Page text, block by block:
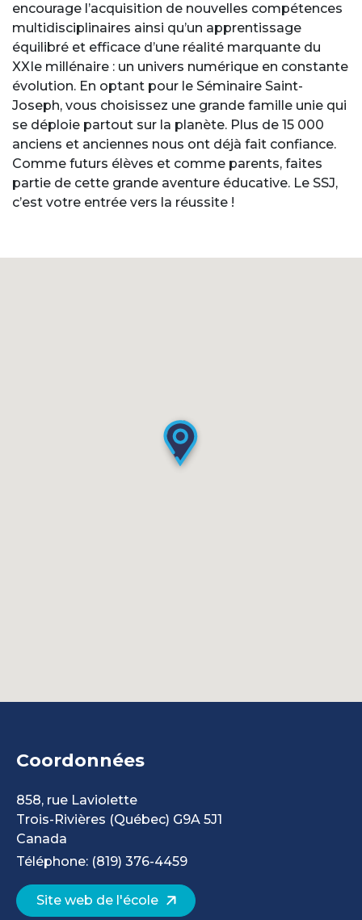
encourage l’acquisition de nouvelles compétences
multidisciplinaires ainsi qu’un apprentissage
équilibré et efficace d’une réalité marquante du
XXIe millénaire : un univers numérique en constante
évolution. En optant pour le Séminaire Saint-
Joseph, vous choisissez une grande famille unie qui
se déploie partout sur la planète. Plus de 15 000
anciens et anciennes nous ont déjà fait confiance.
Comme futurs élèves et comme parents, faites
partie de cette grande aventure éducative. Le SSJ,
c’est votre entrée vers la réussite !
Coordonnées
858, rue Laviolette
Trois-Rivières (Québec) G9A 5J1
Canada
Téléphone: (819) 376-4459
Site web de l'école